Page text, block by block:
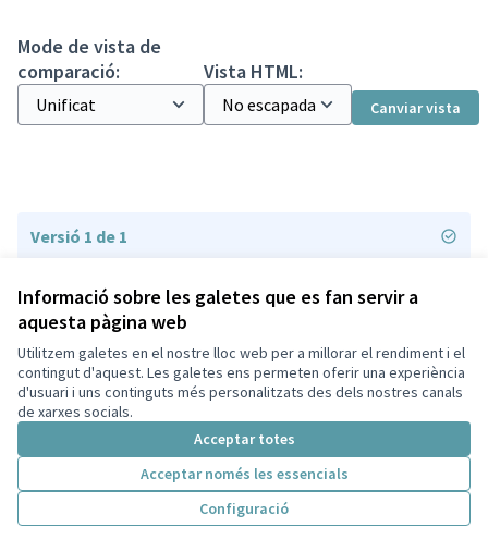
Informació sobre les galetes que es fan servir a
aquesta pàgina web
Utilitzem galetes en el nostre lloc web per a millorar el rendiment i el
contingut d'aquest. Les galetes ens permeten oferir una experiència
d'usuari i uns continguts més personalitzats des dels nostres canals
de xarxes socials.
Acceptar totes
Acceptar només les essencials
Configuració
Mode de vista de
comparació:
Vista HTML:
Canviar vista
Versió 1 de 1
Termes i condicions d'ús
Configuració de les galetes
Decidim Sant Cugat a X
(Enllaç extern)
Decidim Sant Cugat a Facebook
Decidim Sant Cugat a Instagram
Decidim Sant Cugat a GitHub
(Enllaç extern)
Web creada ambprogramari lliure .
Amb
(Enllaç